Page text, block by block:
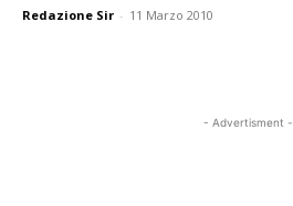
Redazione Sir - 11 Marzo 2010
- Advertisment -